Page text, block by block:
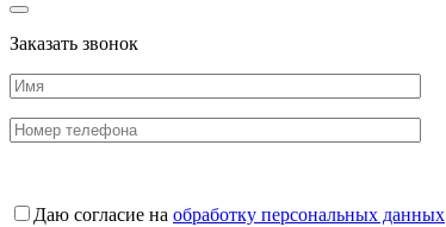
Заказать звонок
Даю согласие на обработку персональных данных